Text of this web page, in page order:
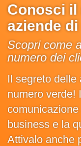
Conosci il
aziende
Scopri come
numero dei
Il segreto delle
numero verde!
business e la
Attivalo anche